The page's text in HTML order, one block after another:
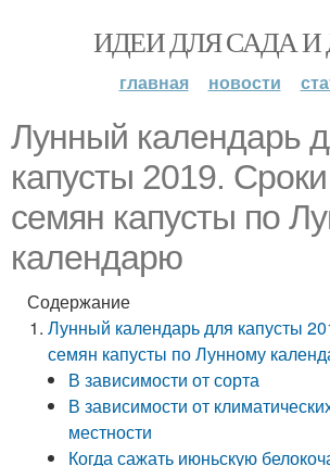
ИДЕИ ДЛЯ САДА И
главная новости
Лунный календарь
капусты 2019.
семян капусты по
календарю
Содержание
Лунный календарь для капусты
семян капусты по Лунному
В зависимости от сорта
В зависимости от
местности
Когда сажать июньскую